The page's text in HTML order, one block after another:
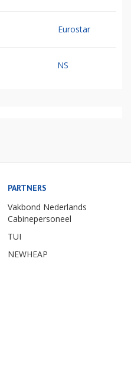
Eurostar
NS
PARTNERS
Vakbond Nederlands
Cabinepersoneel
TUI
NEWHEAP